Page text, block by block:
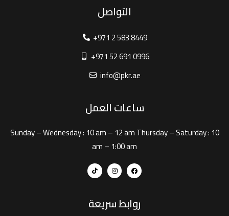
التواصل
+971 2 583 8449
+971 52 691 0996
info@pkr.ae
ساعات العمل
Sunday – Wednesday : 10 am – 12 amThursday – Saturday : 10
am – 1:00 am
روابط سريعة